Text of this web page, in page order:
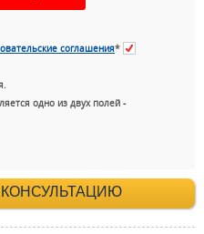
соглашения*
одно из двух полей -
+7 (495) 660-35-